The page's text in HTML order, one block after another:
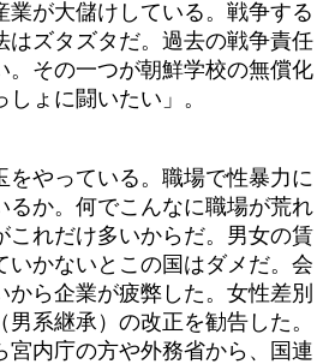
業が大儲けしている。戦争する
はズタズタだ。過去の戦争責任
。その一つが朝鮮学校の無償化
ょに闘いたい」。
やっている。職場で性暴力に
るか。何でこんなに職場が荒れ
これだけ多いからだ。男女の賃
いかないとこの国はダメだ。会
ら企業が疲弊した。女性差別
系継承）の改正を勧告した。
宮内庁の方や外務省から、国連